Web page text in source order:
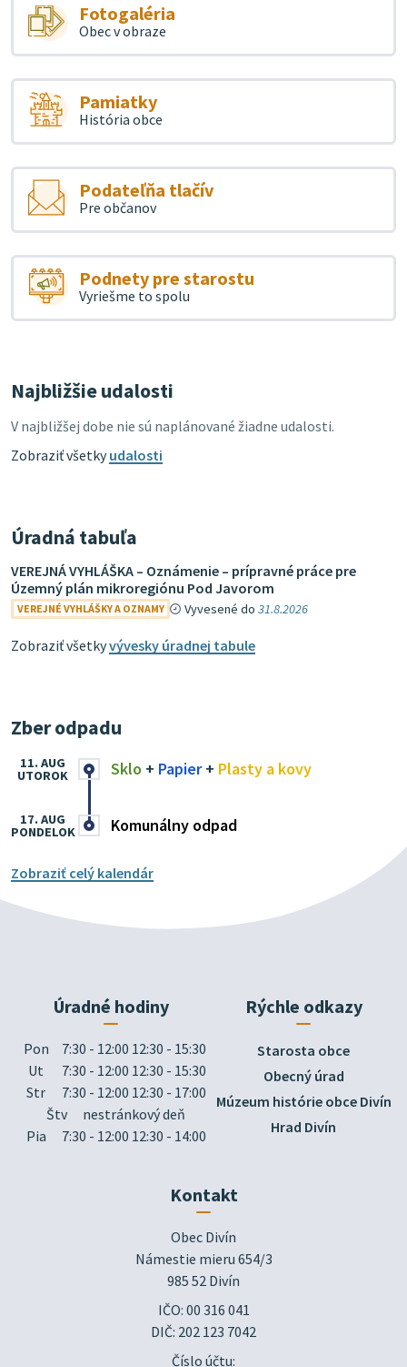
Fotogaléria
Obec v obraze
Pamiatky
História obce
Podateľňa tlačív
Pre občanov
Podnety pre starostu
Vyriešme to spolu
Najbližšie udalosti
V najbližšej dobe nie sú naplánované žiadne udalosti.
Zobraziť všetkyudalosti
Úradná tabuľa
VEREJNÁ VYHLÁŠKA – Oznámenie – prípravné práce pre
Územný plán mikroregiónu Pod Javorom
VEREJNÉ VYHLÁŠKY A OZNAMY Vyvesené do31.8.2026
Zobraziť všetkyvývesky úradnej tabule
Zber odpadu
Sklo + Papier+ Plasty a kovy
11. AUG
UTOROK
Komunálny odpad
17. AUG
PONDELOK
Zobraziť celý kalendár
Úradné hodiny
Pon
7:30 - 12:00 12:30 - 15:30
Ut
7:30 - 12:00 12:30 - 15:30
Str
7:30 - 12:00 12:30 - 17:00
Štv
nestránkový deň
Pia
7:30 - 12:00 12:30 - 14:00
Rýchle odkazy
Starosta obce
Obecný úrad
Múzeum histórie obce Divín
Hrad Divín
Kontakt
Obec Divín
Námestie mieru 654/3
985 52 Divín
IČO: 00 316 041
DIČ: 202 123 7042
Číslo účtu: